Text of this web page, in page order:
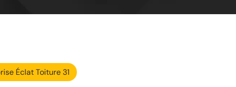
Éclat Toiture 31